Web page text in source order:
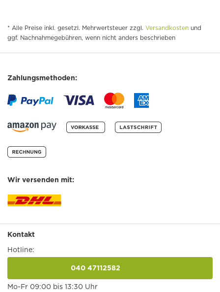
* Alle Preise inkl. gesetzl. Mehrwertsteuer zzgl. Versandkosten und
ggf. Nachnahmegebühren, wenn nicht anders beschrieben
Zahlungsmethoden:
Wir versenden mit:
Kontakt
Hotline:
040 47112582
Mo-Fr 09:00 bis 13:30 Uhr